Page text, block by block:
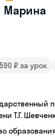
Марина
₽ за урок
Т.Г.